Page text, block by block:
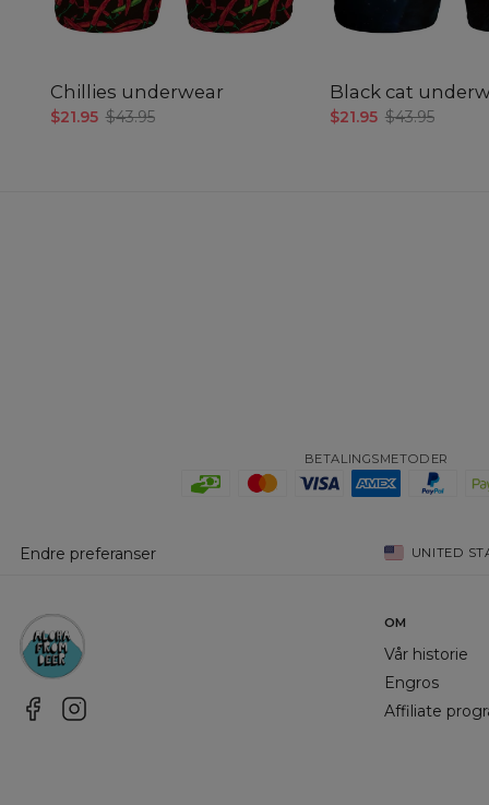
Chillies underwear
$21.95 $43.95
Black cat
$21.95 $43.95
BETALINGSMETODER
Endre preferanser UNITED
OM
Vår historie
Engros
Affiliate